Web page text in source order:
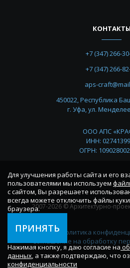
КОНТАКТЫ
+7 (347) 266-
+7 (347) 266-
aps-
450022, Республика
г. Уфа, ул.
ООО АПС
ИНН:
ОГРН:
2007-2026 © Архитектурно-
Политика
Соглашение на обработку
Для улучшения работы сайта и его
пользователями мы используем
с сайтом, Вы разрешаете
всегда можете отключить файлы
браузера.
ПРИНЯТЬ
Нажимая кнопку, я даю согласие на
данных, а также подтверждаю, что
конфиденциальности